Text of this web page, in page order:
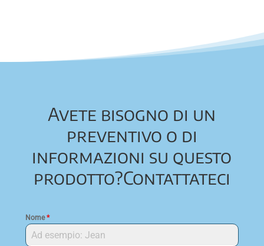
Avete bisogno di un
preventivo o di
informazioni su questo
prodotto?Contattateci
Nome*